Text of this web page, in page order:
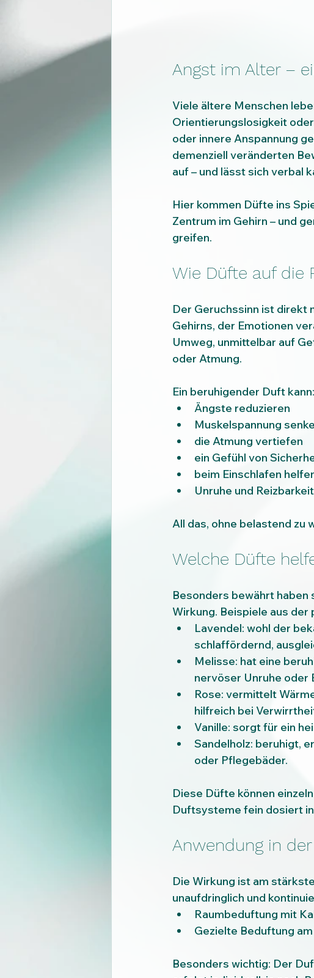
Angst im Alter –
Viele ältere Menschen
Orientierungslosigkeit
oder innere Anspannung
demenziell veränderten
auf – und lässt sich verbal
Hier kommen Düfte ins
Zentrum im Gehirn – und
greifen.
Wie Düfte auf die
Der Geruchssinn ist direkt
Gehirns, der Emotionen
Umweg, unmittelbar auf
oder Atmung.
Ein beruhigender Duft kann:
Ängste reduzieren
Muskelspannung
die Atmung vertiefen
ein Gefühl von
beim Einschlafen
Unruhe und
All das, ohne belastend zu
Welche Düfte
Besonders bewährt
Wirkung. Beispiele aus
Lavendel: wohl der
schlaffördernd,
Melisse: hat eine
nervöser Unruhe oder
Rose: vermittelt
hilfreich bei
Vanille: sorgt für ein
Sandelholz: beruhigt,
oder Pflegebäder.
Diese Düfte können
Duftsysteme fein dosiert
Anwendung in
Die Wirkung ist am
unaufdringlich und
Raumbeduftung mit
Gezielte Beduftung
Besonders wichtig: Der